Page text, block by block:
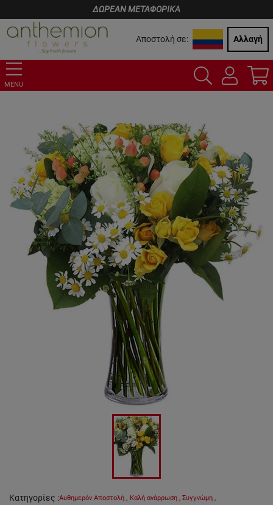
ΔΩΡΕΑΝ ΜΕΤΑΦΟΡΙΚΑ
Αποστολή σε: Αλλαγή
MENU
Κατηγορίες :Αυθημερόν Αποστολή , Καλή ανάρρωση , Συγγνώμη ,